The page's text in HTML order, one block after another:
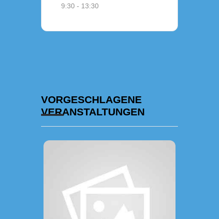
9:30 - 13:30
VORGESCHLAGENE
VERANSTALTUNGEN